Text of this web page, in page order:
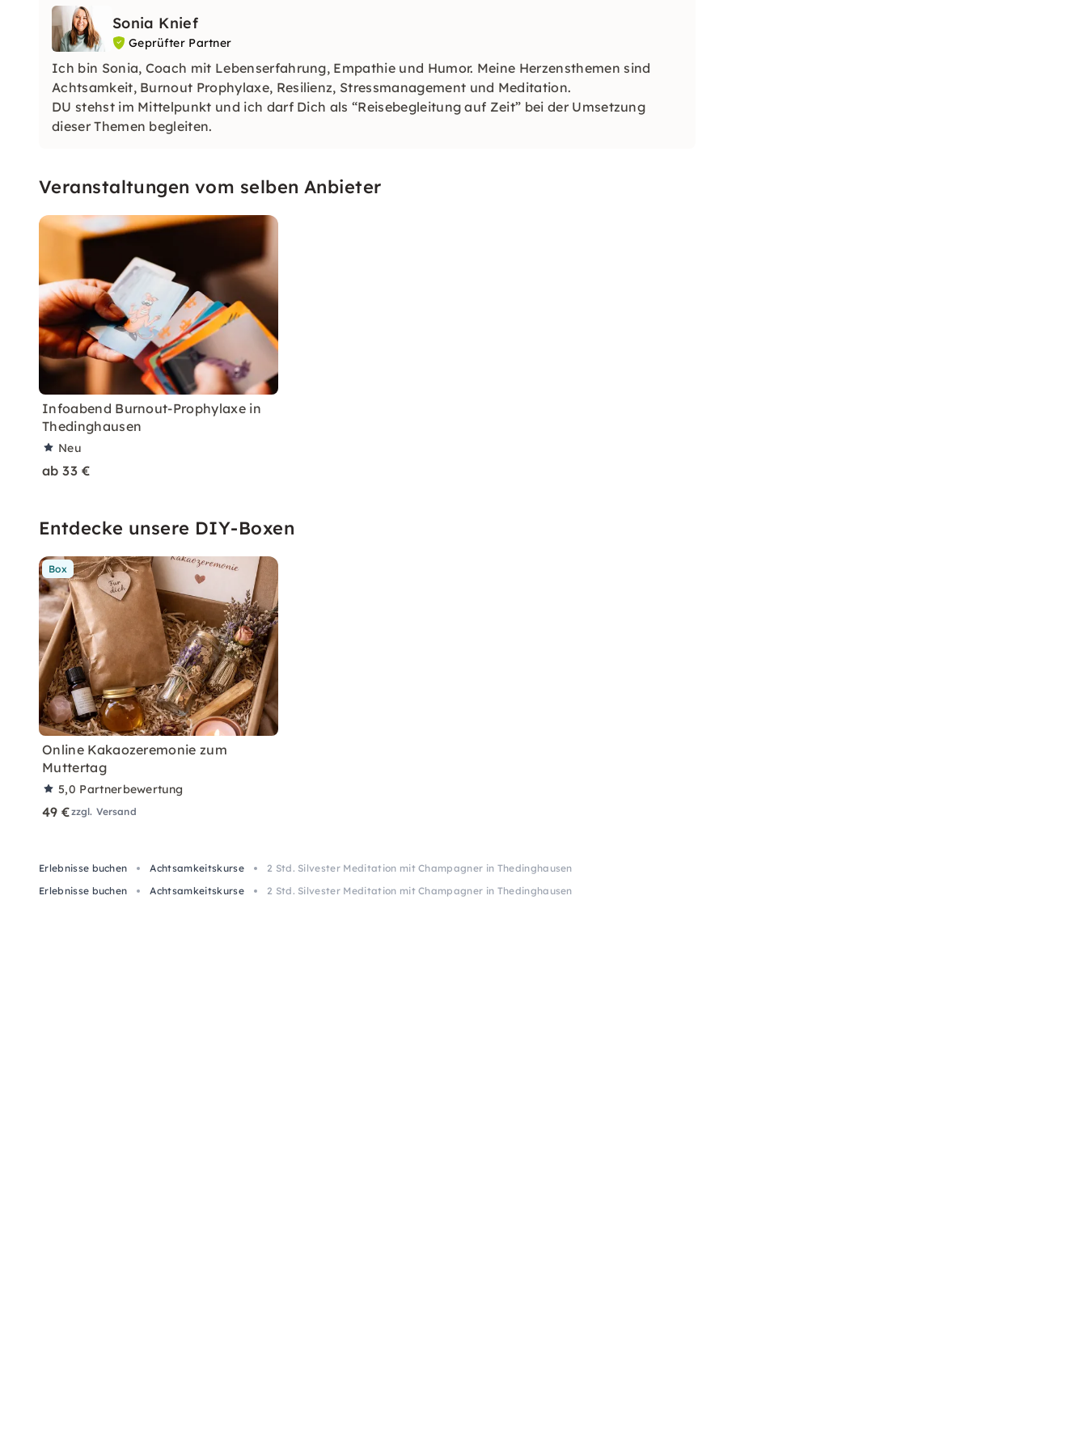
Sonia Knief
Geprüfter Partner
Ich bin Sonia, Coach mit Lebenserfahrung, Empathie und Humor. Meine Herzensthemen sind
Achtsamkeit, Burnout Prophylaxe, Resilienz, Stressmanagement und Meditation.
DU stehst im Mittelpunkt und ich darf Dich als “Reisebegleitung auf Zeit” bei der Umsetzung
dieser Themen begleiten.
Veranstaltungen vom selben Anbieter
Infoabend Burnout-Prophylaxe in
Thedinghausen
Neu
ab 33 €
Entdecke unsere DIY-Boxen
Box
Online Kakaozeremonie zum
Muttertag
5,0 Partnerbewertung
49 €zzgl. Versand
Erlebnisse buchen Achtsamkeitskurse
2 Std. Silvester Meditation mit Champagner in Thedinghausen
Erlebnisse buchen
Achtsamkeitskurse 2 Std. Silvester Meditation mit Champagner in Thedinghausen